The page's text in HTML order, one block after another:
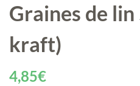
Graines de
kraft)
4,85€